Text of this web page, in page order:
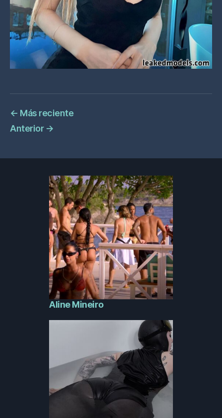
← Más reciente
Anterior →
Aline Mineiro